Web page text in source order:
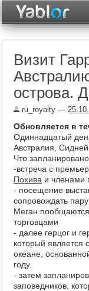
Визит
острова.
ru_royalty —
Обновляется в
Одиннадцатый
Австралия,
Что
-встреча с
Похива и членами
- посещение
сопровождать
Меган
торговцами
- далее герцог и
который является
океане,
году.
- затем
заповедников,